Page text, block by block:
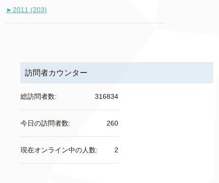
► 2011 (203)
訪問者カウンター
316834
総訪問者数:
260
今日の訪問者数:
2
現在オンライン中の人数: